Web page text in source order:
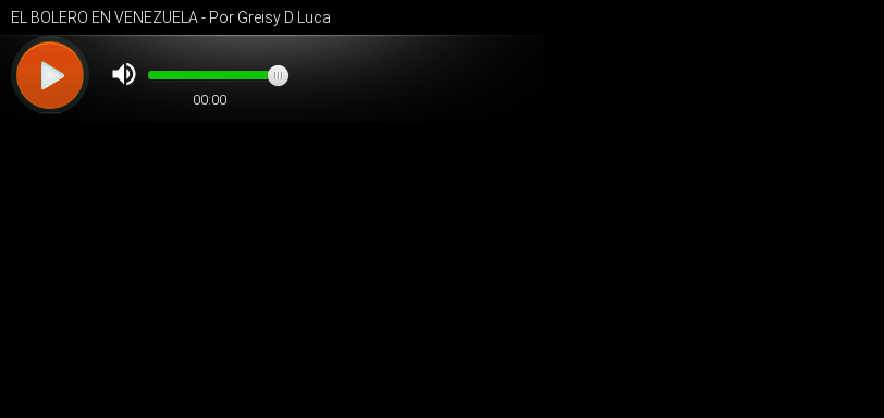
EL BOLERO EN VENEZUELA - Por Greisy D Luca
00:00